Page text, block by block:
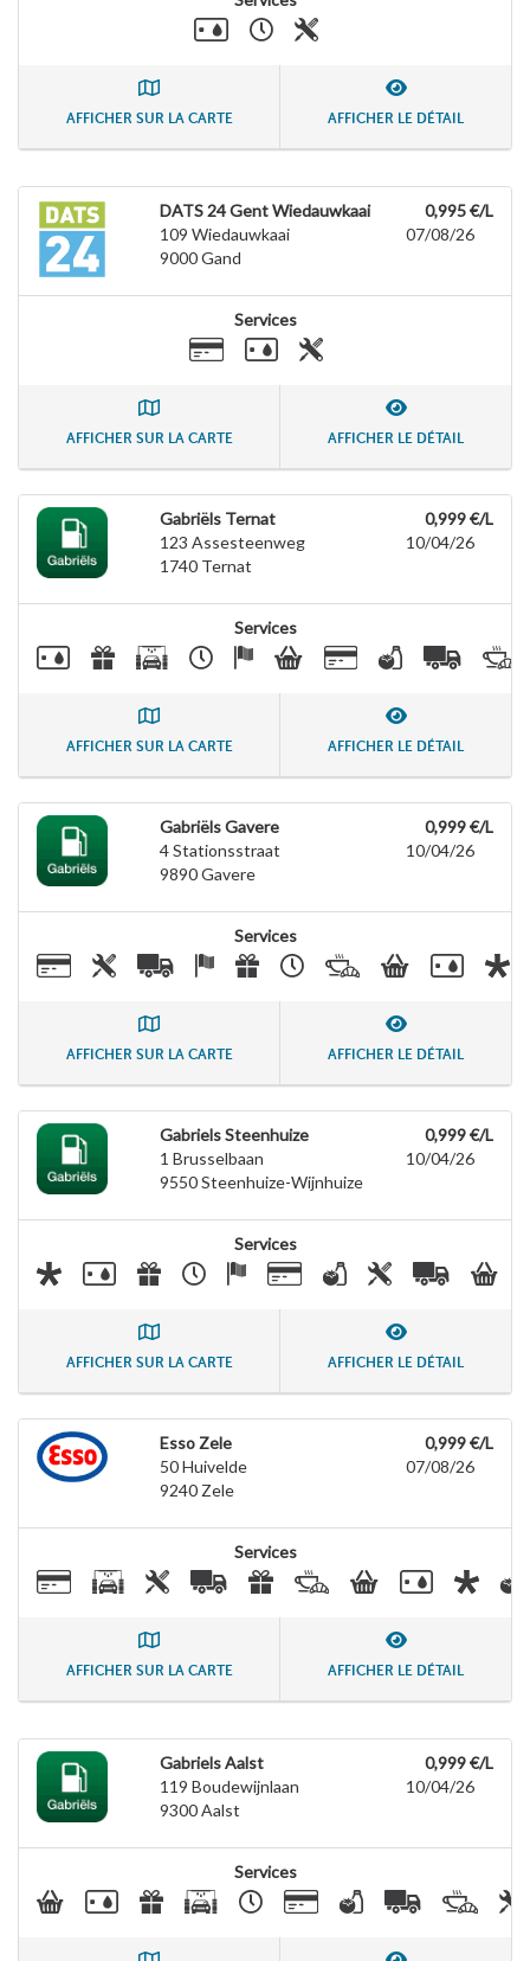
AFFICHER SUR LA CARTE AFFICHER LE DÉTAIL
DATS 24 Gent Wiedauwkaai
109 Wiedauwkaai
9000Gand
0,995 €/L
07/08/26
Services
AFFICHER SUR LA CARTE AFFICHER LE DÉTAIL
Gabriëls Ternat
123 Assesteenweg
1740 Ternat
0,999 €/L
10/04/26
Services
AFFICHER SUR LA CARTE AFFICHER LE DÉTAIL
Gabriëls Gavere
4 Stationsstraat
9890Gavere
0,999 €/L
10/04/26
Services
AFFICHER SUR LA CARTE AFFICHER LE DÉTAIL
Gabriels Steenhuize
1 Brusselbaan
9550Steenhuize-Wijnhuize
0,999 €/L
10/04/26
Services
AFFICHER SUR LA CARTE AFFICHER LE DÉTAIL
Esso Zele
50 Huivelde
9240 Zele
0,999 €/L
07/08/26
Services
AFFICHER SUR LA CARTE AFFICHER LE DÉTAIL
Gabriels Aalst
119 Boudewijnlaan
9300Aalst
0,999 €/L
10/04/26
Services